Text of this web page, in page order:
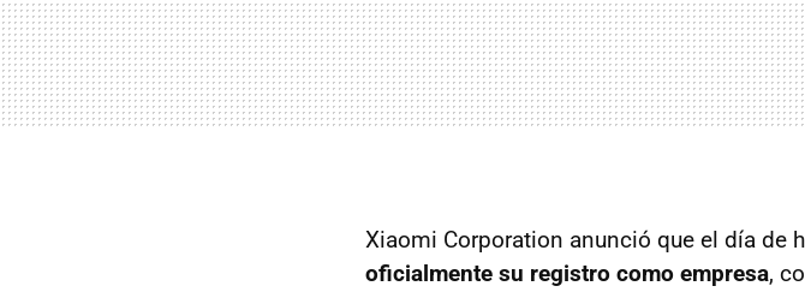
Xiaomi Corporation anunció que el día de
oficialmente su registro como empresa,